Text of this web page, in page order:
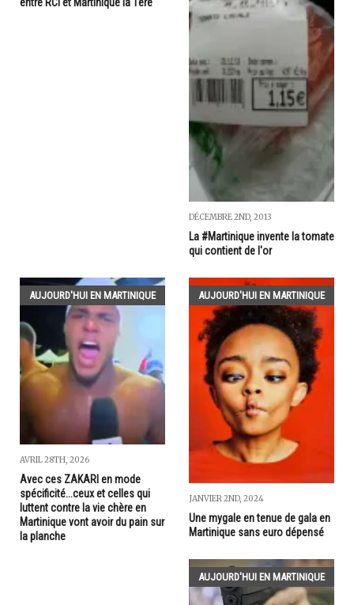
DÉCEMBRE 2ND, 2013
La #Martinique invente la tomate
qui contient de l'or
AUJOURD'HUI EN MARTINIQUE
AVRIL 28TH, 2026
Avec ces ZAKARI en mode
spécificité...ceux et celles qui
luttent contre la vie chère en
Martinique vont avoir du pain sur
la planche
AUJOURD'HUI EN MARTINIQUE
JANVIER 2ND, 2024
Une mygale en tenue de gala en
Martinique sans euro dépensé
AUJOURD'HUI EN MARTINIQUE